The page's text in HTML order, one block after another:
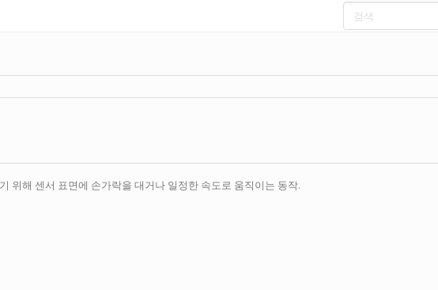
위해 센서 표면에 손가락을 대거나 일정한 속도로 움직이는 동작.